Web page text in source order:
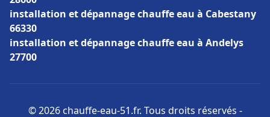
installation et dépannage chauffe eau à Cabestany
66330
installation et dépannage chauffe eau à Andelys
27700
© 2026 chauffe-eau-51.fr. Tous droits réservés -